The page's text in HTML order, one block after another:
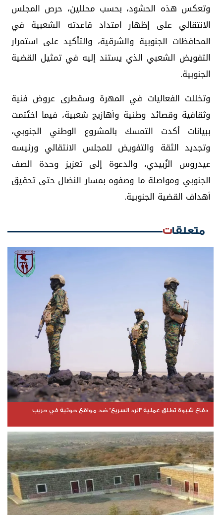
وتعكس هذه الحشود، بحسب محللين، حرص المجلس
الانتقالي على إظهار امتداد قاعدته الشعبية في
المحافظات الجنوبية والشرقية، والتأكيد على استمرار
التفويض الشعبي الذي يستند إليه في تمثيل القضية
الجنوبية.
وتخللت الفعاليات في المهرة وسقطرى عروض فنية
وثقافية وقصائد وطنية وأهازيج شعبية، فيما اختُتمت
ببيانات أكدت التمسك بالمشروع الوطني الجنوبي،
وتجديد الثقة والتفويض للمجلس الانتقالي ورئيسه
عيدروس الزُبيدي، والدعوة إلى تعزيز وحدة الصف
الجنوبي ومواصلة ما وصفوه بمسار النضال حتى تحقيق
أهداف القضية الجنوبية.
متعلقات
دفاع شبوة تطلق عملية "الرد السريع" ضد مواقع حوثية في حريب